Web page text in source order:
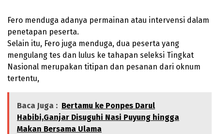
Fero menduga adanya permainan atau intervensi dalam
penetapan peserta.
Selain itu, Fero juga menduga, dua peserta yang
mengulang tes dan lulus ke tahapan seleksi Tingkat
Nasional merupakan titipan dan pesanan dari oknum
tertentu,
Baca Juga : Bertamu ke Ponpes Darul
Habibi,Ganjar Disuguhi Nasi Puyung hingga
Makan Bersama Ulama